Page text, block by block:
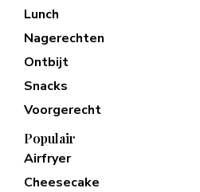
Lunch
Nagerechten
Ontbijt
Snacks
Voorgerecht
Populair
Airfryer
Cheesecake